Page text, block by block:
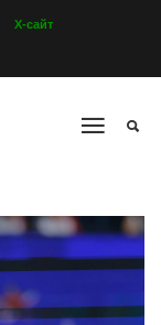
Х-сайт